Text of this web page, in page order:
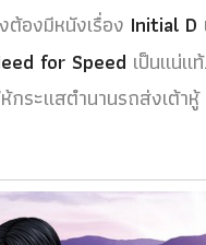
องมีหนังเรื่อง Initial D
for Speed เป็นแน่แ
ระแสตำนานรถส่งเต้า